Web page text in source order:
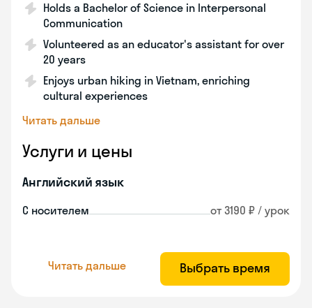
Holds a Bachelor of Science in Interpersonal
Communication
Volunteered as an educator's assistant for over
20 years
Enjoys urban hiking in Vietnam, enriching
cultural experiences
Читать дальше
Услуги и цены
Английский язык
С носителем от 3190 ₽ / урок
Читать дальше Выбрать время